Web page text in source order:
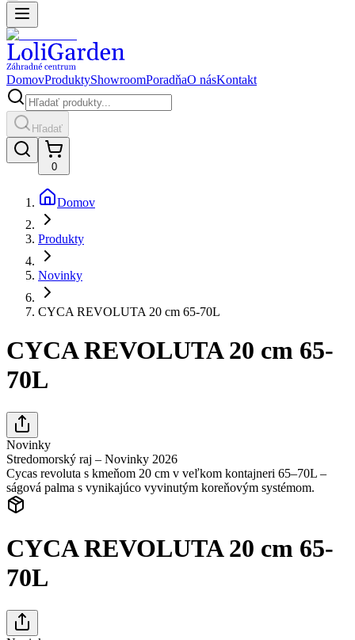
DomovProduktyShowroomPoradňaO násKontakt
Hľadať
0
Domov
Produkty
Novinky
CYCA REVOLUTA 20 cm 65-70L
CYCA REVOLUTA 20 cm 65-
70L
Novinky
Stredomorský raj – Novinky 2026
Cycas revoluta s kmeňom 20 cm v veľkom kontajneri 65–70L –
ságová palma s vynikajúco vyvinutým koreňovým systémom.
CYCA REVOLUTA 20 cm 65-
70L